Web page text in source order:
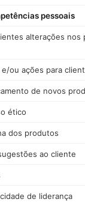
pessoais
alterações nos
ou ações para
de novos
ético
dos produtos
ao cliente
de liderança